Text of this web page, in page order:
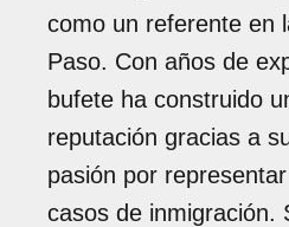
como un referente en
Paso. Con años de
bufete ha construido
reputación gracias a
pasión por
casos de inmigración.